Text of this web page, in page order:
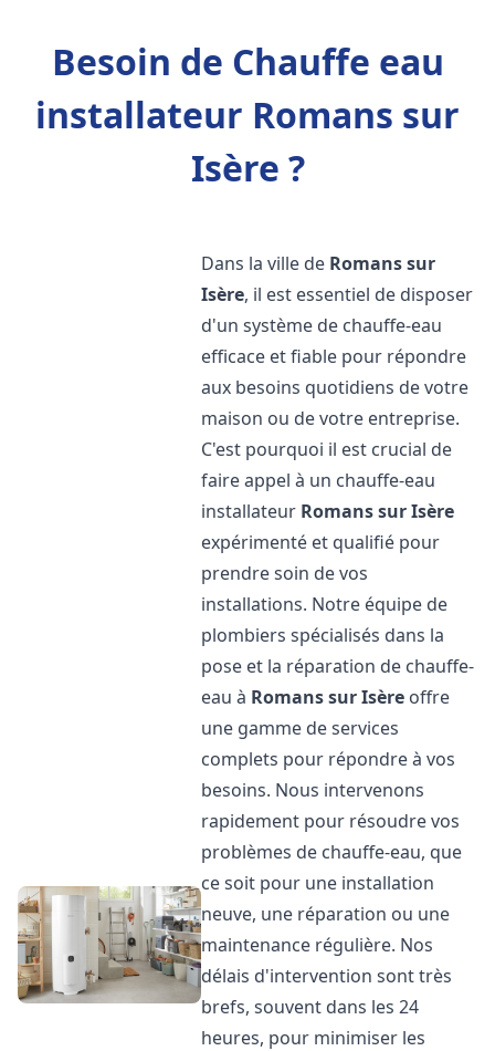
Besoin de Chauffe eau
installateur Romans sur
Isère ?
Dans la ville de Romans sur
Isère, il est essentiel de disposer
d'un système de chauffe-eau
efficace et fiable pour répondre
aux besoins quotidiens de votre
maison ou de votre entreprise.
C'est pourquoi il est crucial de
faire appel à un chauffe-eau
installateur Romans sur Isère
expérimenté et qualifié pour
prendre soin de vos
installations. Notre équipe de
plombiers spécialisés dans la
pose et la réparation de chauffe-
eau à Romans sur Isère offre
une gamme de services
complets pour répondre à vos
besoins. Nous intervenons
rapidement pour résoudre vos
problèmes de chauffe-eau, que
ce soit pour une installation
neuve, une réparation ou une
maintenance régulière. Nos
délais d'intervention sont très
brefs, souvent dans les 24
heures, pour minimiser les